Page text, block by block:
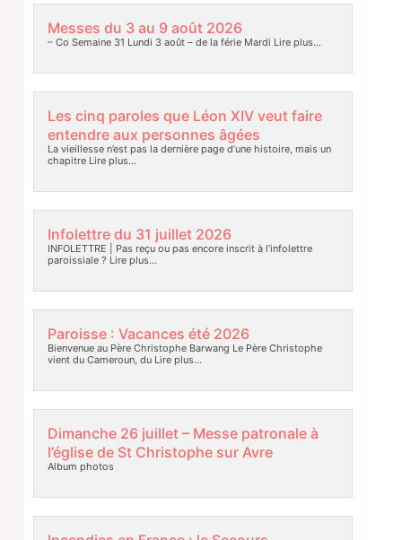
Messes du 3 au 9 août 2026
– Co Semaine 31 Lundi 3 août – de la férie Mardi Lire plus…
Les cinq paroles que Léon XIV veut faire
entendre aux personnes âgées
La vieillesse n’est pas la dernière page d’une histoire, mais un
chapitreLire plus…
Infolettre du 31 juillet 2026
INFOLETTRE | Pas reçu ou pas encore inscrit à l’infolettre
paroissiale ? Lire plus…
Paroisse : Vacances été 2026
Bienvenue au Père Christophe Barwang Le Père Christophe
vient du Cameroun, duLire plus…
Dimanche 26 juillet – Messe patronale à
l’église de St Christophe sur Avre
Album photos